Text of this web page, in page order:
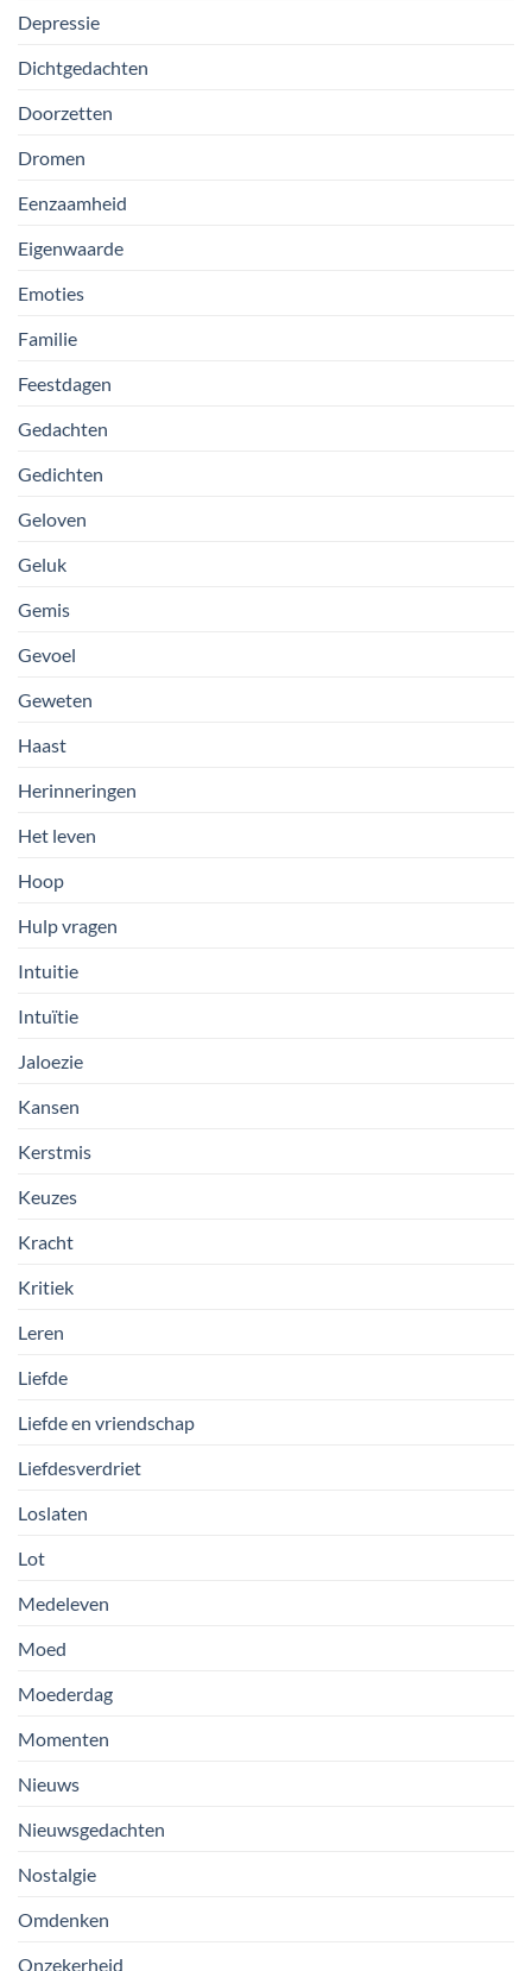
Depressie
Dichtgedachten
Doorzetten
Dromen
Eenzaamheid
Eigenwaarde
Emoties
Familie
Feestdagen
Gedachten
Gedichten
Geloven
Geluk
Gemis
Gevoel
Geweten
Haast
Herinneringen
Het leven
Hoop
Hulp vragen
Intuitie
Intuïtie
Jaloezie
Kansen
Kerstmis
Keuzes
Kracht
Kritiek
Leren
Liefde
Liefde en vriendschap
Liefdesverdriet
Loslaten
Lot
Medeleven
Moed
Moederdag
Momenten
Nieuws
Nieuwsgedachten
Nostalgie
Omdenken
Onzekerheid